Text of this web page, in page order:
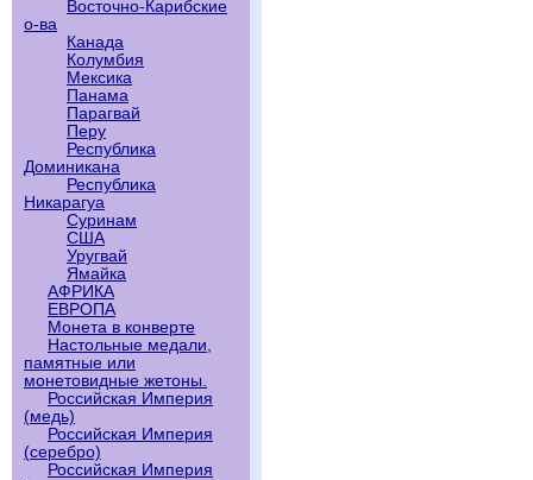
Восточно-Карибские
о-ва
Канада
Колумбия
Мексика
Панама
Парагвай
Перу
Республика
Доминикана
Республика
Никарагуа
Суринам
США
Уругвай
Ямайка
АФРИКА
ЕВРОПА
Монета в конверте
Настольные медали,
памятные или
монетовидные жетоны.
Российская Империя
(медь)
Российская Империя
(серебро)
Российская Империя